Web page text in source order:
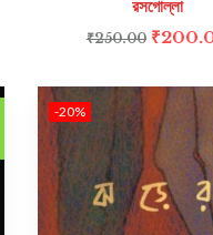
রসগোল্লা
₹250.00 ₹
-20%